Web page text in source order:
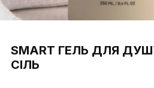
SMART ГЕЛЬ ДЛЯ
СІЛЬ